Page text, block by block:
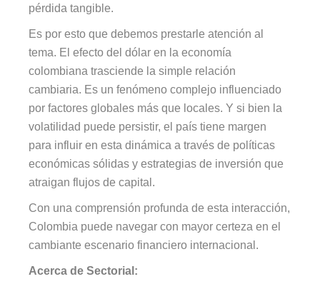
pérdida tangible.
Es por esto que debemos prestarle atención al
tema. El efecto del dólar en la economía
colombiana trasciende la simple relación
cambiaria. Es un fenómeno complejo influenciado
por factores globales más que locales. Y si bien la
volatilidad puede persistir, el país tiene margen
para influir en esta dinámica a través de políticas
económicas sólidas y estrategias de inversión que
atraigan flujos de capital.
Con una comprensión profunda de esta interacción,
Colombia puede navegar con mayor certeza en el
cambiante escenario financiero internacional.
Acerca de Sectorial: